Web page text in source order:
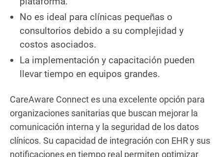
No es ideal para clínicas pequeñas o
consultorios debido a su complejidad y
costos asociados.
La implementación y capacitación pueden
llevar tiempo en equipos grandes.
CareAware Connect es una excelente opción para
organizaciones sanitarias que buscan mejorar la
comunicación interna y la seguridad de los datos
clínicos. Su capacidad de integración con EHR y sus
notificaciones en tiempo real permiten optimizar